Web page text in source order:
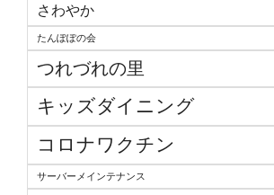
さわやか
たんぽぽの会
つれづれの里
キッズダイニング
コロナワクチン
サーバーメインテナンス